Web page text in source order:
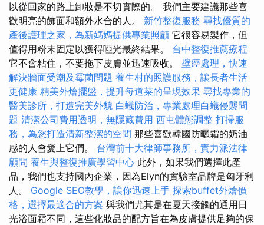
以從回家的路上卸妝是不切實際的。 我們主要建議那些喜
歡明亮的飾面和額外水合的人。 新竹整復服務 尋找優質的
產後護理之家，為新媽媽提供專業照顧 它很容易製作，但
值得用粉末固定以獲得啞光最終結果。 台中整復推薦療程
它不會粘住，不要拖下皮膚並迅速吸收。 壁癌處理，快速
解決牆面受潮及霉菌問題 養生村的照護服務，讓長者生活
更健康 精美外燴擺盤，提升每道菜的呈現效果 尋找專業的
醫美診所，打造完美外貌 白蟻防治，專業處理白蟻侵襲問
題 清潔公司費用透明，無隱藏費用 西屯體態調整 打掃服
務，為您打造清新整潔的空間 那些喜歡韓國防曬霜的奶油
感的人會愛上它們。 台灣前十大律師事務所，實力派法律
顧問 養生與整復推廣學習中心 此外，如果我們選擇此產
品，我們也支持國內企業，因為Elyn的實驗室品牌是匈牙利
人。 Google SEO教學，讓你迅速上手 探索buffet外燴價
格，選擇最適合的方案 與我們尤其是在夏天接觸的通用日
光浴面霜不同，這些化妝品的配方旨在為皮膚提供足夠的保